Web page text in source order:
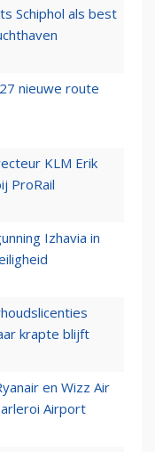
Schiphol als best
nieuwe route
KLM Erik
ProRail
Izhavia in
krapte blijft
en Wizz Air
Airport